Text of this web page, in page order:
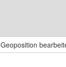
Geoposition